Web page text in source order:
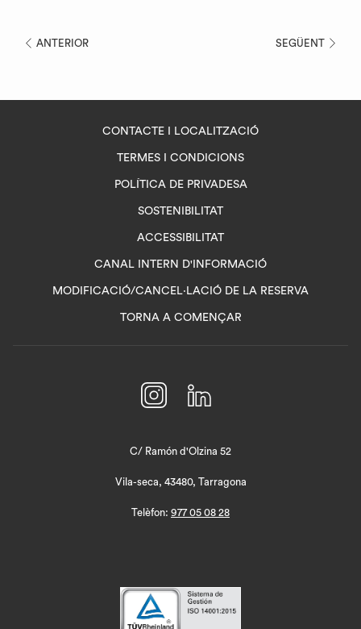
ANTERIOR SEGÜENT
CONTACTE I LOCALITZACIÓ
TERMES I CONDICIONS
POLÍTICA DE PRIVADESA
SOSTENIBILITAT
ACCESSIBILITAT
CANAL INTERN D'INFORMACIÓOPENS
IN
MODIFICACIÓ/CANCEL·LACIÓ DE LA RESERVA
TORNA A COMENÇAR
C/ Ramón d'Olzina 52
Vila-seca, 43480, Tarragona
Telèfon: 977 05 08 28